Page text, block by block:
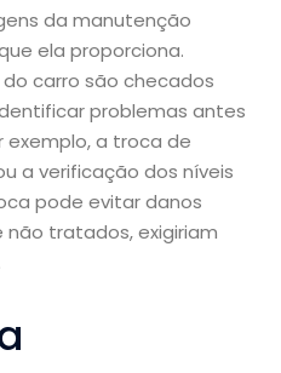
da manutenção
ela proporciona.
carro são checados
problemas antes
exemplo, a troca de
a verificação dos níveis
pode evitar danos
não tratados, exigiriam